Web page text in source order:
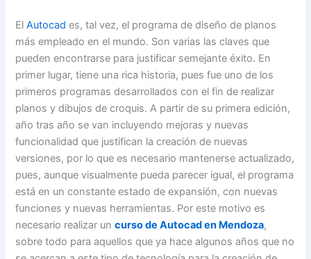
ElAutocad es, tal vez, el programa de diseño de planos
más empleado en el mundo. Son varias las claves que
pueden encontrarse para justificar semejante éxito. En
primer lugar, tiene una rica historia, pues fue uno de los
primeros programas desarrollados con el fin de realizar
planos y dibujos de croquis. A partir de su primera edición,
año tras año se van incluyendo mejoras y nuevas
funcionalidad que justifican la creación de nuevas
versiones, por lo que es necesario mantenerse actualizado,
pues, aunque visualmente pueda parecer igual, el programa
está en un constante estado de expansión, con nuevas
funciones y nuevas herramientas. Por este motivo es
necesario realizar uncurso de Autocad en Mendoza,
sobre todo para aquellos que ya hace algunos años que no